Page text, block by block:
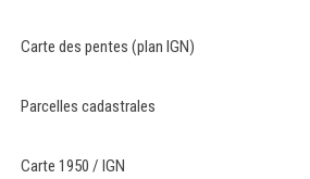
Carte des pentes (plan IGN)
Parcelles cadastrales
Carte 1950 / IGN